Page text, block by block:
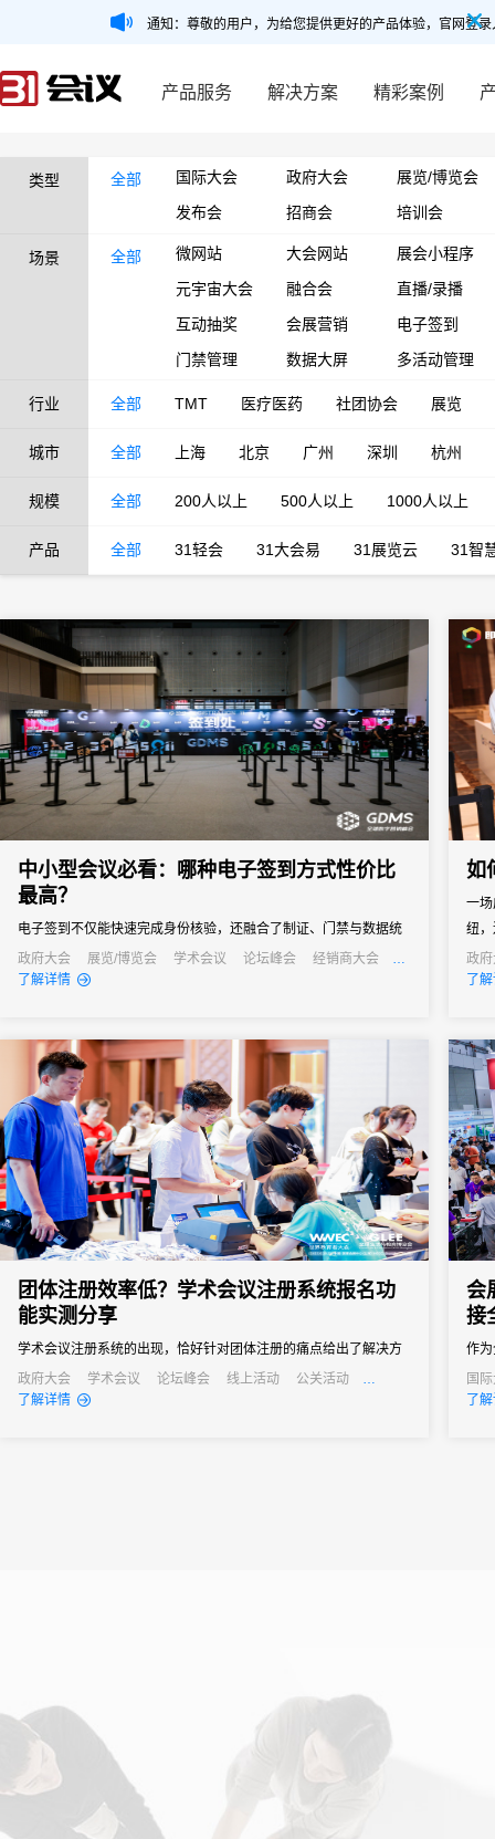
通知：尊敬的用户，为给您提供更好的产品体验，官网登
产品服务 解决方案 精彩案例
类型 全部 国际大会 政府大会
展览/博览会
发布会
招商会 培训会
场景 全部 微网站 大会网站
展会小程序
元宇宙大会
融合会
直播/录播
互动抽奖
会展营销
电子签到
门禁管理
数据大屏 多活动管理
行业 全部 TMT 医疗医药 社团协会 展览
城市 全部 上海 北京 广州 深圳 杭州
规模 全部 200人以上 500人以上 1000人以上
产品 全部 31轻会 31大会易 31展览云 31智
中小型会议必看：哪种电子签到方式性价比
最高？
电子签到不仅能快速完成身份核验，还融合了制证、门禁与数据统
计等多重功能，能够快速完成签到过程，减少等待时间，同时能够
通过数据分析，为会议组织者提供宝贵的参会者信息，助力后续的
政府大会 展览/博览会 学术会议 论坛峰会
经销商大会
公关活动
发布会
了解详情
如
一
纽
政
线
了
团体注册效率低？学术会议注册系统报名功
能实测分享
学术会议注册系统的出现，恰好针对团体注册的痛点给出了解决方
案。“批量导入+自主报名”的模式，让不同需求的团体都能找到高效
的注册方式。
政府大会 学术会议 论坛峰会 线上活动
公关活动
发布会
培训会
了解详情
会
接
作
关
调
国
经
了